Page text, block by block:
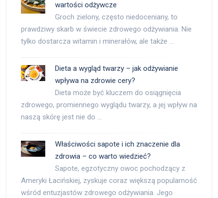
wartości odżywcze
Groch zielony, często niedoceniany, to
prawdziwy skarb w świecie zdrowego odżywiania. Nie
tylko dostarcza witamin i minerałów, ale także …
Dieta a wygląd twarzy – jak odżywianie
wpływa na zdrowie cery?
Dieta może być kluczem do osiągnięcia
zdrowego, promiennego wyglądu twarzy, a jej wpływ na
naszą skórę jest nie do …
Właściwości sapote i ich znaczenie dla
zdrowia – co warto wiedzieć?
Sapote, egzotyczny owoc pochodzący z
Ameryki Łacińskiej, zyskuje coraz większą popularność
wśród entuzjastów zdrowego odżywiania. Jego